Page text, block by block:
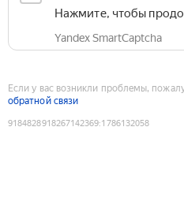
Нажмите, чтобы
Yandex SmartCaptcha
Если у вас возникли проблемы,
обратной связи
9184828918267142369:1786132058